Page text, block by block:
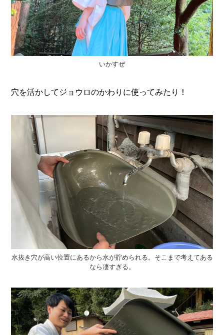
いかすぜ
穴を活かしてジョウロのかわりに使ってみたり！
水抜き穴が高い位置にあるから水が貯められる。そこまで考えてある
なら凄すぎる。